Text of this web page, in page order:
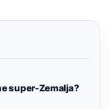
super-Zemalja?